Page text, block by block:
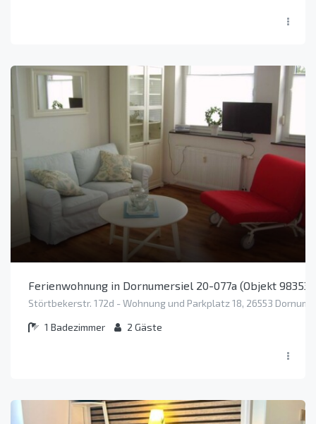
Ferienwohnung in Dornumersiel 20-077a (Objekt 98353)
Störtbekerstr. 172d - Wohnung und Parkplatz 18, 26553 Dornum
1 Badezimmer 2 Gäste